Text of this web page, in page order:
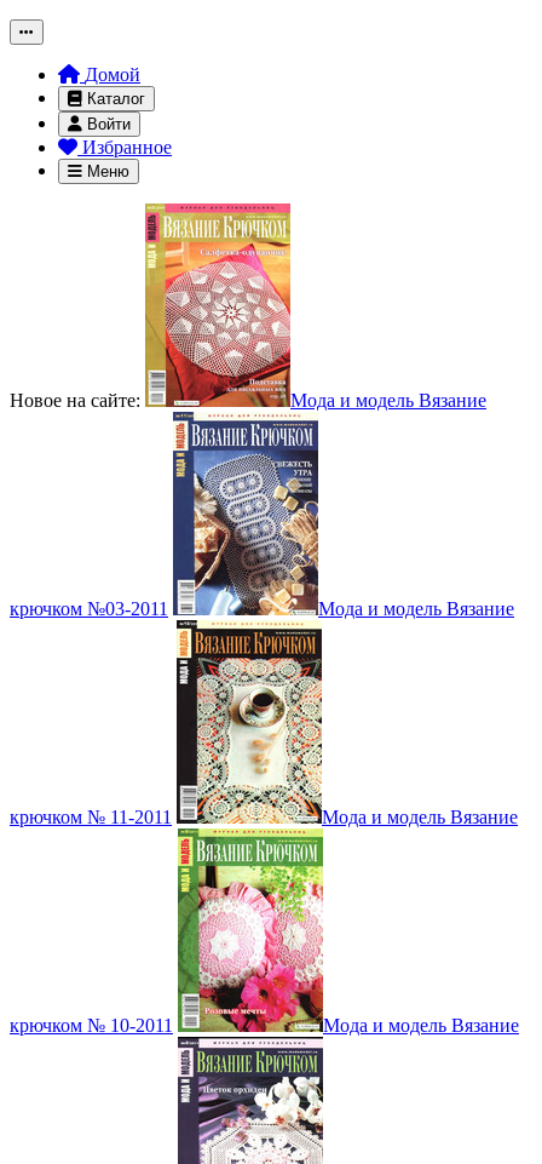
Домой
Каталог
Войти
Избранное
Меню
Новое на сайте: Мода и модель Вязание
крючком №03-2011 Мода и модель Вязание
крючком № 11-2011 Мода и модель Вязание
крючком № 10-2011 Мода и модель Вязание